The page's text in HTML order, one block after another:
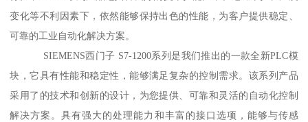
变化等不利因素下，依然能够保持出色的性能，为客户提供稳定、
可靠的工业自动化解决方案。
SIEMENS西门子 S7-1200系列是我们推出的一款全新PLC模
块，它具有性能和稳定性，能够满足复杂的控制需求。该系列产品
采用了的技术和创新的设计，为您提供、可靠和灵活的自动化控制
解决方案。具有强大的处理能力和丰富的接口选项，能够与传感